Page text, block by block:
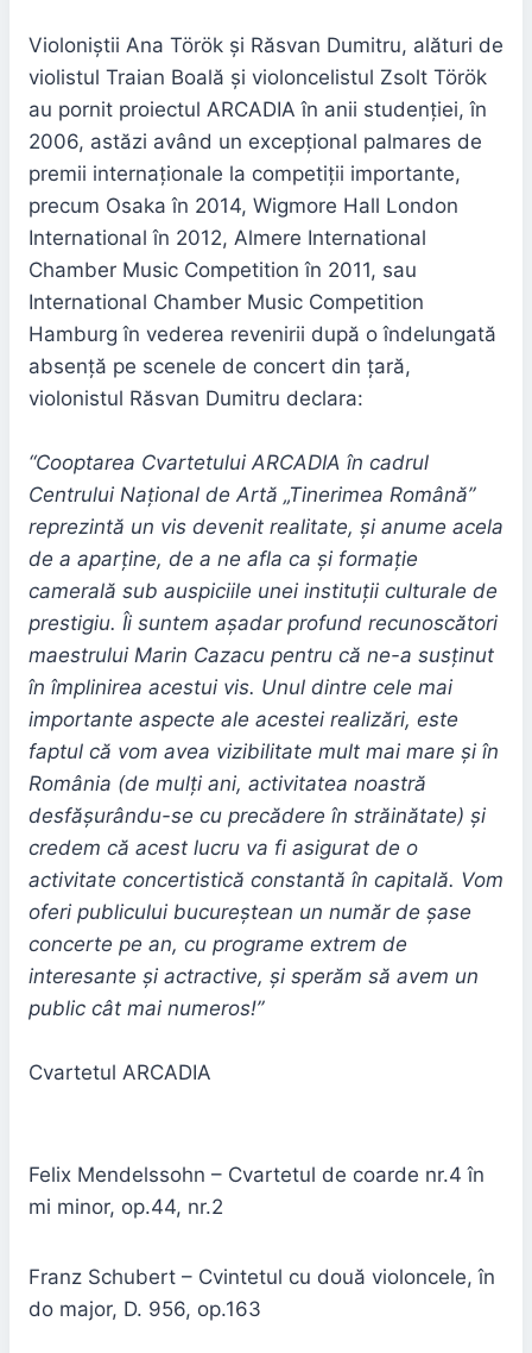
Violoniștii Ana Török și Răsvan Dumitru, alături de
violistul Traian Boală și violoncelistul Zsolt Török
au pornit proiectul ARCADIA în anii studenției, în
2006, astăzi având un excepțional palmares de
premii internaționale la competiții importante,
precum Osaka în 2014, Wigmore Hall London
International în 2012, Almere International
Chamber Music Competition în 2011, sau
International Chamber Music Competition
Hamburg în vederea revenirii după o îndelungată
absență pe scenele de concert din țară,
violonistul Răsvan Dumitru declara:
“Cooptarea Cvartetului ARCADIA în cadrul
Centrului Național de Artă „Tinerimea Română”
reprezintă un vis devenit realitate, și anume acela
de a aparține, de a ne afla ca și formație
camerală sub auspiciile unei instituții culturale de
prestigiu. Îi suntem așadar profund recunoscători
maestrului Marin Cazacu pentru că ne-a susținut
în împlinirea acestui vis. Unul dintre cele mai
importante aspecte ale acestei realizări, este
faptul că vom avea vizibilitate mult mai mare și în
România (de mulți ani, activitatea noastră
desfășurându-se cu precădere în străinătate) și
credem că acest lucru va fi asigurat de o
activitate concertistică constantă în capitală. Vom
oferi publicului bucureștean un număr de șase
concerte pe an, cu programe extrem de
interesante și actractive, și sperăm să avem un
public cât mai numeros!”
Cvartetul ARCADIA
Felix Mendelssohn – Cvartetul de coarde nr.4 în
mi minor, op.44, nr.2
Franz Schubert – Cvintetul cu două violoncele, în
do major, D. 956, op.163